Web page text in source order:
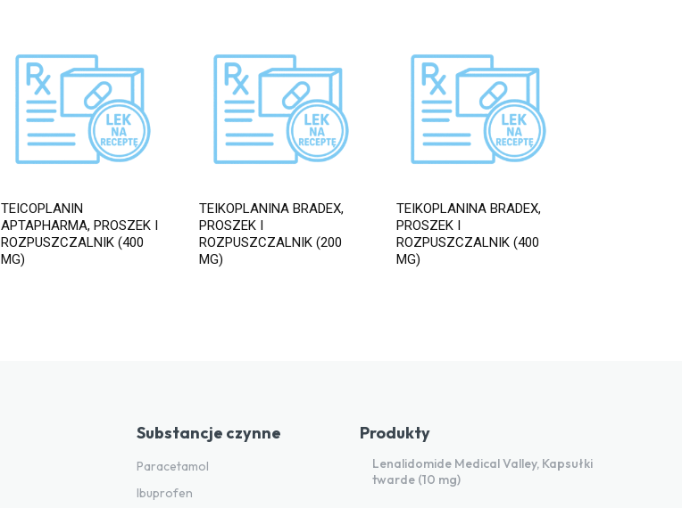
TEICOPLANIN
APTAPHARMA, PROSZEK I
ROZPUSZCZALNIK (400
MG)
TEIKOPLANINA BRADEX,
PROSZEK I
ROZPUSZCZALNIK (200
MG)
TEIKOPLANINA BRADEX,
PROSZEK I
ROZPUSZCZALNIK (400
MG)
Substancje czynne
Paracetamol
Ibuprofen
Produkty
Lenalidomide Medical Valley, Kapsułki
twarde (10 mg)